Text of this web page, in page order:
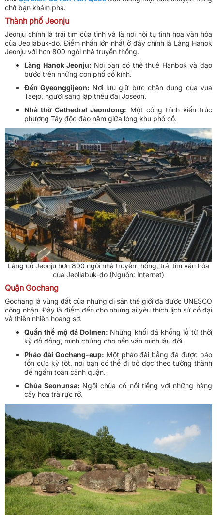
chờ bạn khám phá.
Thành phố Jeonju
Jeonju chính là trái tim của tỉnh và là nơi hội tụ tinh hoa văn hóa
của Jeollabuk-do. Điểm nhấn lớn nhất ở đây chính là Làng Hanok
Jeonju với hơn 800 ngôi nhà truyền thống.
Làng Hanok Jeonju: Nơi bạn có thể thuê Hanbok và dạo
bước trên những con phố cổ kính.
Đền Gyeonggijeon: Nơi lưu giữ bức chân dung của vua
Taejo, người sáng lập triều đại Joseon.
Nhà thờ Cathedral Jeondong: Một công trình kiến trúc
phương Tây độc đáo nằm giữa lòng khu phố cổ.
Làng cổ Jeonju hơn 800 ngôi nhà truyền thống, trái tim văn hóa
của Jeollabuk-do (Nguồn: Internet)
Quận Gochang
Gochang là vùng đất của những di sản thế giới đã được UNESCO
công nhận. Đây là điểm đến cho những ai yêu thích lịch sử cổ đại
và thiên nhiên hoang sơ.
Quần thể mộ đá Dolmen: Những khối đá khổng lồ từ thời
kỳ đồ đồng, minh chứng cho nền văn minh lâu đời.
Pháo đài Gochang-eup: Một pháo đài bằng đá được bảo
tồn cực kỳ tốt, nơi bạn có thể đi bộ dọc theo tường thành
để ngắm toàn cảnh quận.
Chùa Seonunsa: Ngôi chùa cổ nổi tiếng với những hàng
cây hoa trà rực rỡ.